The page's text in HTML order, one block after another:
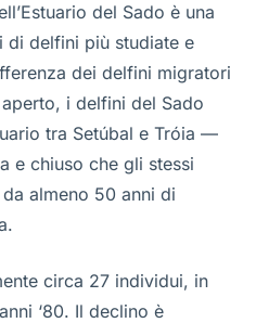
del Sado è una
di delfini più studiate e
dei delfini migratori
i delfini del Sado
tra Setúbal e Tróia —
e chiuso che gli stessi
almeno 50 anni di
circa 27 individui, in
‘80. Il declino è